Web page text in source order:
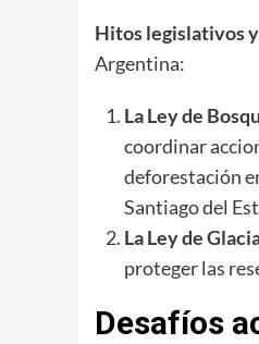
Hitos legislativos
Argentina:
La Ley de
coordinar
deforestación
Santiago del
La Ley de
proteger las
Desafíos